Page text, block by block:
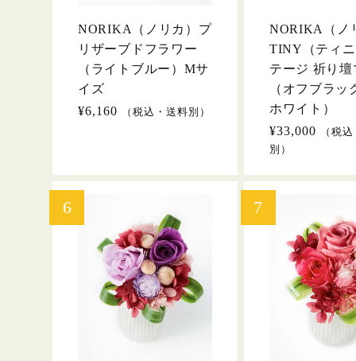
NORIKA（ノリカ）プ
リザーブドフラワー
（ライトブルー）Mサ
イズ
通
¥6,160 （税込・送料別）
NORIKA（ノ
TINY（ティ
テージ 祈り壇
（オフブラッ
ホワイト）
通
常
格
¥33,000
（税
別）